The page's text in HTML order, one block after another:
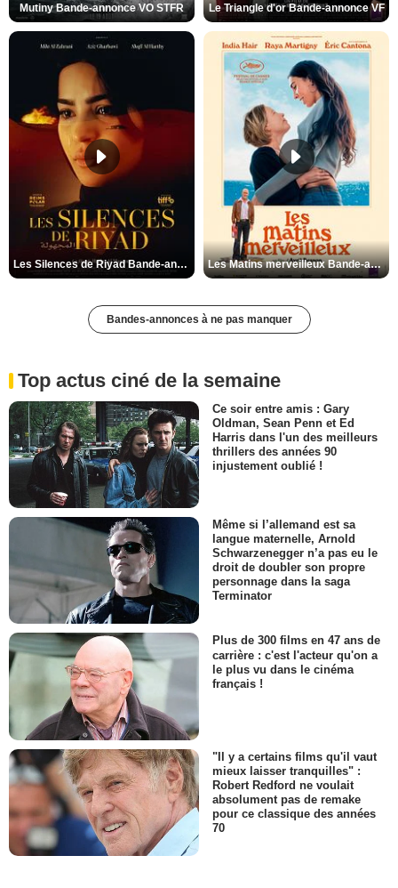
Mutiny Bande-annonce VO STFR Le Triangle d'or Bande-annonce VF
Les Silences de Riyad Bande-annonce VO STFR Les Matins merveilleux Bande-annonce VF
Bandes-annonces à ne pas manquer
Top actus ciné de la semaine
Ce soir entre amis : Gary
Oldman, Sean Penn et Ed
Harris dans l'un des meilleurs
thrillers des années 90
injustement oublié !
Même si l’allemand est sa
langue maternelle, Arnold
Schwarzenegger n’a pas eu le
droit de doubler son propre
personnage dans la saga
Terminator
Plus de 300 films en 47 ans de
carrière : c'est l'acteur qu'on a
le plus vu dans le cinéma
français !
"Il y a certains films qu'il vaut
mieux laisser tranquilles" :
Robert Redford ne voulait
absolument pas de remake
pour ce classique des années
70